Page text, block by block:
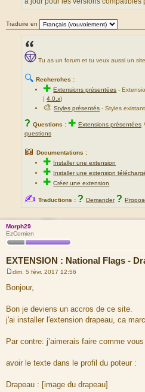
Traduire en
Tu as un forum et tu veux aussi un
🔍 Recherches :
✚Extensions présentées -
|4.0.x)
🎨Styles présentés - Styles
? Questions : ✚ Extensions présentées
questions
📖 Documentations :
✚ Installer une extension
✚ Installer une extension
✚Créer une extension
✍ Traductions : ? Demander ?
Morph29
EzComien
EXTENSION : National Flags -
s
g
e
dim. 5 févr. 2017 12:56
Bonjour,
Bon je deviens un accros de ce site.
j'ai installer l'extension drapeau, ca
Par contre: j’aimerais faire comme vous
avoir le texte dans le profil du poteur :
Drapeau : [image du drapeau]